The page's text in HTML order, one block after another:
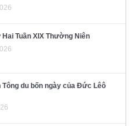
Tuần XIX Thường Niên
Tông du bốn ngày của Đức Lêô